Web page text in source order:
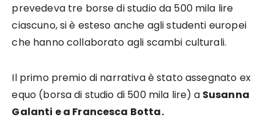
prevedeva tre borse di studio da 500 mila lire
ciascuno, si è esteso anche agli studenti europei
che hanno collaborato agli scambi culturali.
Il primo premio di narrativa è stato assegnato ex
equo (borsa di studio di 500 mila lire) a Susanna
Galanti e a Francesca Botta.